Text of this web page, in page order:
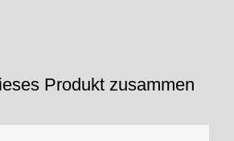
Produkt zusammen